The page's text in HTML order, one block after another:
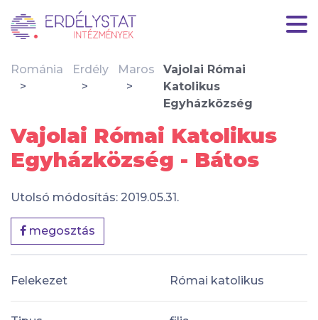
Románia Erdély Maros
Vajolai Római
Katolikus
Egyházközség
Vajolai Római Katolikus
Egyházközség - Bátos
Utolsó módosítás: 2019.05.31.
megosztás
Felekezet Római katolikus